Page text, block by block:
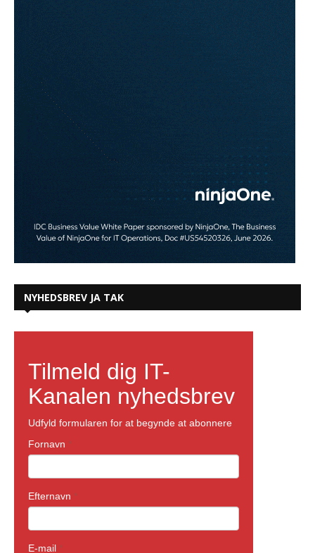
NYHEDSBREV JA TAK